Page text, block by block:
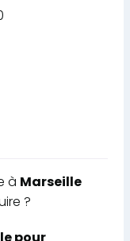
à Marseille
?
pour